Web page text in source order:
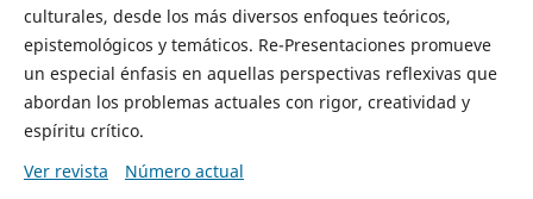
culturales, desde los más diversos enfoques teóricos,
epistemológicos y temáticos. Re-Presentaciones promueve
un especial énfasis en aquellas perspectivas reflexivas que
abordan los problemas actuales con rigor, creatividad y
espíritu crítico.
Ver revista
Número actual